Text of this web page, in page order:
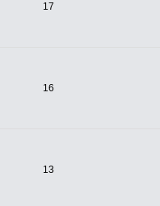
17
16
13